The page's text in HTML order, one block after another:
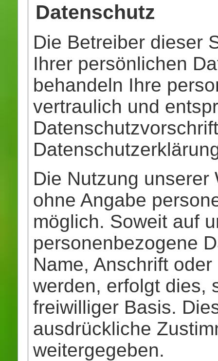
Datenschutz
Die Betreiber dieser
Ihrer persönlichen
behandeln Ihre
vertraulich und
Die Nutzung
ohne Angabe
möglich. Soweit auf
personenbezogene
Name, Anschrift
werden, erfolgt dies,
freiwilliger Basis.
ausdrückliche
weitergegeben.